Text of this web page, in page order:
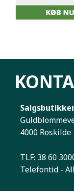
4000 Roskilde
TLF: 38 60
Telefontid -